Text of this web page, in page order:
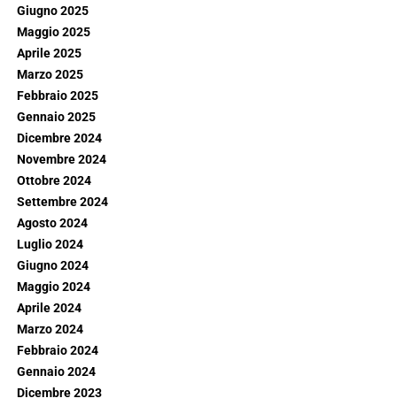
Giugno 2025
Maggio 2025
Aprile 2025
Marzo 2025
Febbraio 2025
Gennaio 2025
Dicembre 2024
Novembre 2024
Ottobre 2024
Settembre 2024
Agosto 2024
Luglio 2024
Giugno 2024
Maggio 2024
Aprile 2024
Marzo 2024
Febbraio 2024
Gennaio 2024
Dicembre 2023